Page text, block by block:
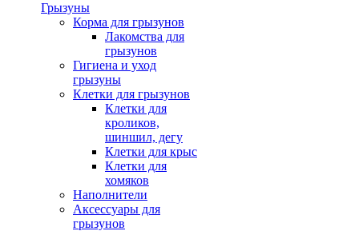
Грызуны
Корма для грызунов
Лакомства для
грызунов
Гигиена и уход
грызуны
Клетки для грызунов
Клетки для
кроликов,
шиншил, дегу
Клетки для крыс
Клетки для
хомяков
Наполнители
Аксессуары для
грызунов